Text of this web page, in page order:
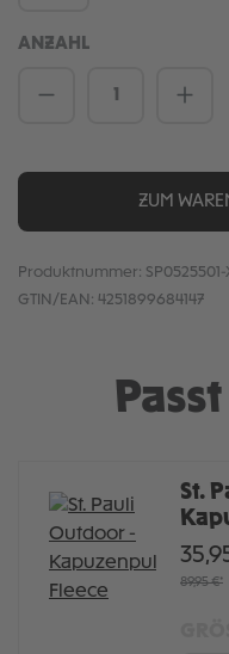
ANZAHL
Produkt
ZUM
Produktnummer: SP0525501-
GTIN/EAN: 4251899684147
St.
89,95 €*